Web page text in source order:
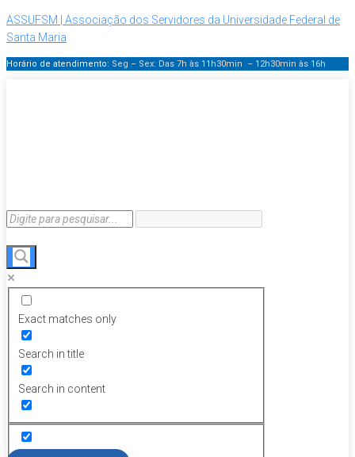
ASSUFSM | Associação dos Servidores da Universidade Federal de
Santa Maria
Horário de atendimento: Seg – Sex: Das 7h às 11h30min – 12h30min às 16h
Exact matches only
Search in title
Search in content